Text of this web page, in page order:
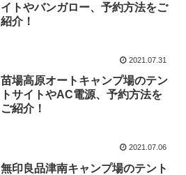
イトやバンガロー、予約方法をご
紹介！
2021.07.31
苗場高原オートキャンプ場のテン
トサイトやAC電源、予約方法を
ご紹介！
2021.07.06
無印良品津南キャンプ場のテント